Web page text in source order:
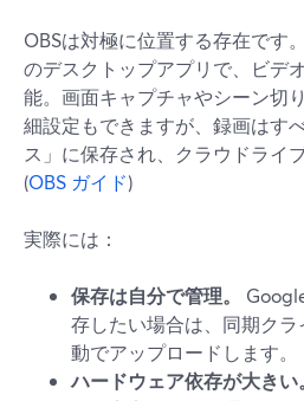
OBSは対極に位置する存在です
のデスクトップアプリで、ビデ
能。画面キャプチャやシーン切
細設定もできますが、録画はす
ス」に保存され、クラウドライ
(OBS ガイド)
実際には：
保存は自分で管理。
存したい場合は、同期ク
動でアップロードします。
ハードウェア依存が大きい。